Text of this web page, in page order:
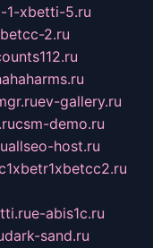
1-xbetti-5.ru
2.ru
ev-gallery.ru
csm-demo.ru
allseo-host.ru
e-abis1c.ru
dark-sand.ru